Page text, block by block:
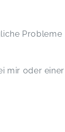
Probleme
mir oder einer